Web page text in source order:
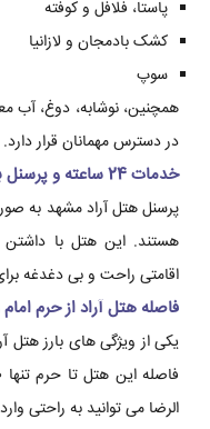
پاستا، فلافل و کوفته
کشک بادمجان و لازانیا
سوپ
همچنین، نوشابه، دوغ، آب
در دسترس مهمانان قرار دارد.
خدمات 24 ساعته و پرسنل با اخلاق
هستند. این هتل با داشتن
اقامتی راحت و بی دغدغه
فاصله هتل آراد از حرم
یکی از ویژگی های بارز هتل
الرضا می توانید به راحتی